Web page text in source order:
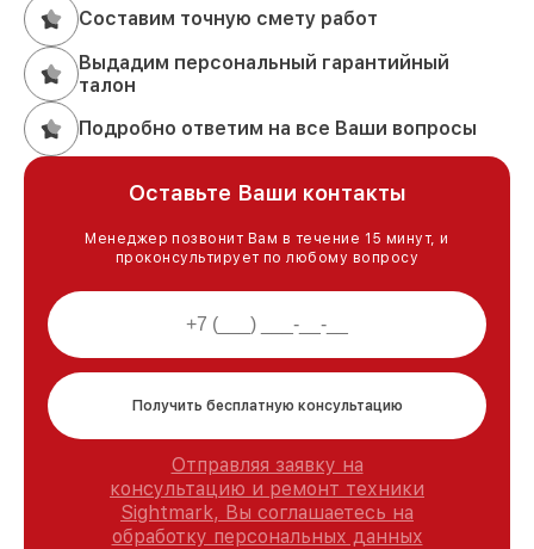
Составим точную смету работ
Выдадим персональный гарантийный
талон
Подробно ответим на все Ваши вопросы
Оставьте Ваши контакты
Менеджер позвонит Вам в течение 15 минут, и
проконсультирует по любому вопросу
Получить бесплатную консультацию
Отправляя заявку на
консультацию и ремонт техники
Sightmark, Вы соглашаетесь на
обработку персональных данных